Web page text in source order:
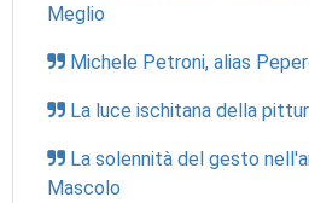
Meglio
Michele Petroni, alias
La luce ischitana della
La solennità del gesto
Mascolo